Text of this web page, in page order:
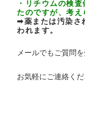
・リチウムの検
たのですが、考え
➡薬または汚染さ
われます。
メールでもご質問
お気軽にご連絡くだ